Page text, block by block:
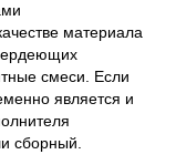
материала
смеси. Если
является и
сборный.